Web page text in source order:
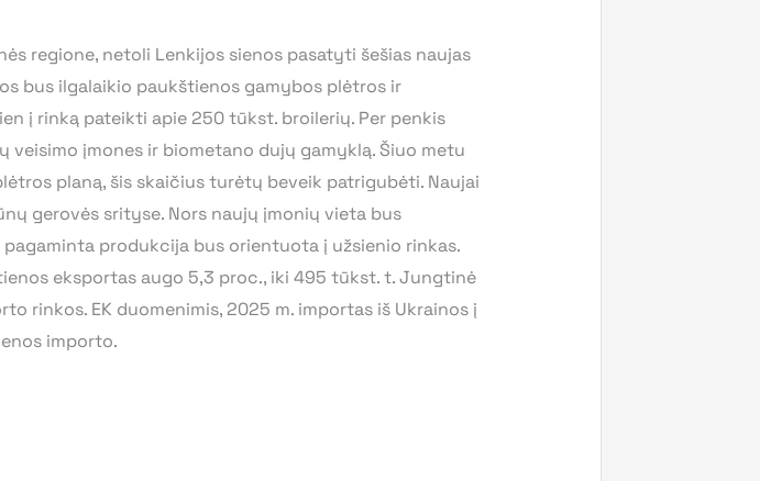
regione, netoli Lenkijos sienos pasatyti šešias naujas
bus ilgalaikio paukštienos gamybos plėtros ir
į rinką pateikti apie 250 tūkst. broilerių. Per penkis
įmones ir biometano dujų gamyklą. Šiuo metu
planą, šis skaičius turėtų beveik patrigubėti. Naujai
gerovės srityse. Nors naujų įmonių vieta bus
produkcija bus orientuota į užsienio rinkas.
eksportas augo 5,3 proc., iki 495 tūkst. t. Jungtinė
rinkos. EK duomenimis, 2025 m. importas iš Ukrainos į
importo.